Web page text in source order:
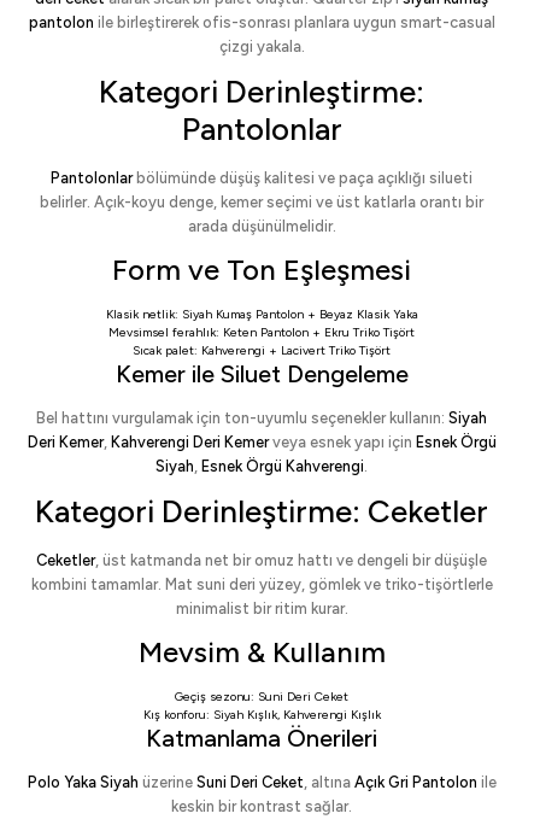
pantolon ile birleştirerek ofis-sonrası planlara uygun smart-casual
çizgi yakala.
Kategori Derinleştirme:
Pantolonlar
Pantolonlarbölümünde düşüş kalitesi ve paça açıklığı silueti
belirler. Açık-koyu denge, kemer seçimi ve üst katlarla orantı bir
arada düşünülmelidir.
Form ve Ton Eşleşmesi
Klasik netlik: Siyah Kumaş Pantolon+ Beyaz Klasik Yaka
Mevsimsel ferahlık: Keten Pantolon + Ekru Triko Tişört
Sıcak palet: Kahverengi + Lacivert Triko Tişört
Kemer ile Siluet Dengeleme
Bel hattını vurgulamak için ton-uyumlu seçenekler kullanın: Siyah
Deri Kemer, Kahverengi Deri Kemerveya esnek yapı için Esnek Örgü
Siyah, Esnek Örgü Kahverengi.
Kategori Derinleştirme: Ceketler
Ceketler, üst katmanda net bir omuz hattı ve dengeli bir düşüşle
kombini tamamlar. Mat suni deri yüzey, gömlek ve triko-tişörtlerle
minimalist bir ritim kurar.
Mevsim & Kullanım
Geçiş sezonu: Suni Deri Ceket
Kış konforu: Siyah Kışlık, Kahverengi Kışlık
Katmanlama Önerileri
Polo Yaka Siyah üzerine Suni Deri Ceket, altına Açık Gri Pantolon ile
keskin bir kontrast sağlar.